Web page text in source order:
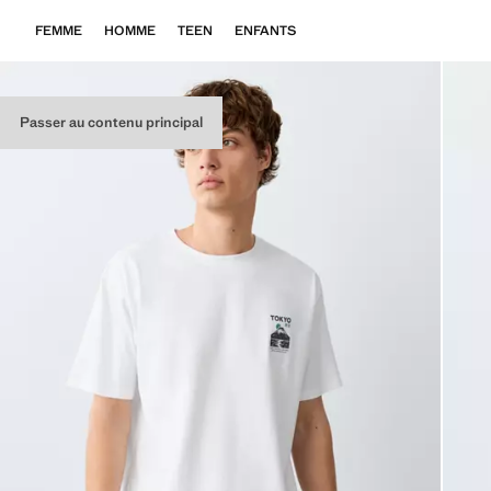
Passer au contenu principal
FEMME HOMME TEEN ENFANTS